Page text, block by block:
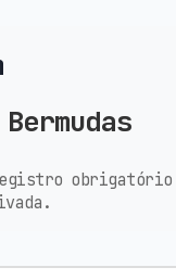
registro